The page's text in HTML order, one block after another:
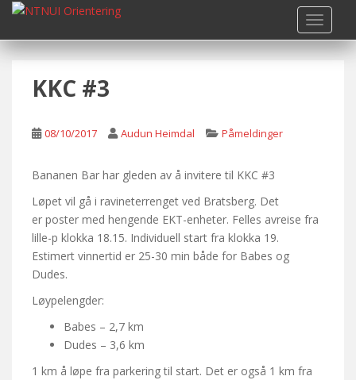
i
KKC #3
08/10/2017 Audun Heimdal Påmeldinger
Bananen Bar har gleden av å invitere til KKC #3
Løpet vil gå i ravineterrenget ved Bratsberg. Det
er poster med hengende EKT-enheter. Felles avreise fra
lille-p klokka 18.15. Individuell start fra klokka 19.
Estimert vinnertid er 25-30 min både for Babes og
Dudes.
Løypelengder:
Babes – 2,7 km
Dudes – 3,6 km
1 km å løpe fra parkering til start. Det er også 1 km fra